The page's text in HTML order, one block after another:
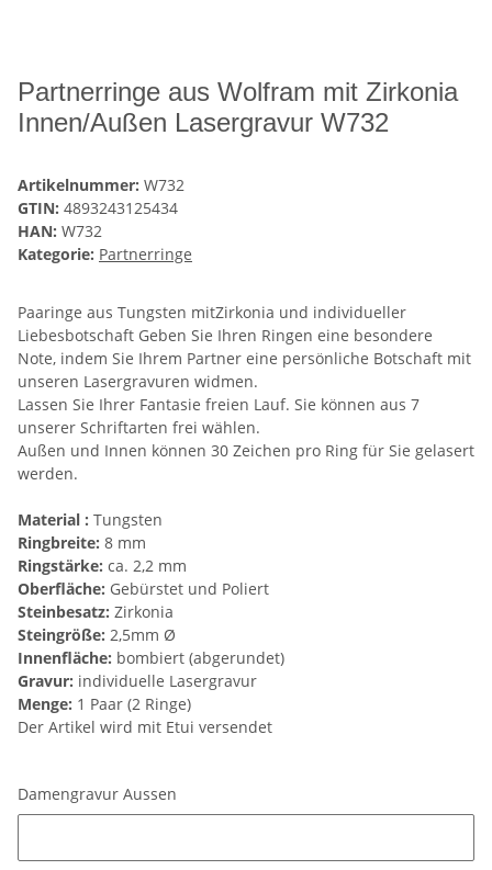
Partnerringe aus Wolfram mit Zirkonia
Innen/Außen Lasergravur W732
Artikelnummer: W732
GTIN: 4893243125434
HAN: W732
Kategorie: Partnerringe
Paaringe aus Tungsten mitZirkonia und individueller
Liebesbotschaft Geben Sie Ihren Ringen eine besondere
Note, indem Sie Ihrem Partner eine persönliche Botschaft mit
unseren Lasergravuren widmen.
Lassen Sie Ihrer Fantasie freien Lauf. Sie können aus 7
unserer Schriftarten frei wählen.
Außen und Innen können 30 Zeichen pro Ring für Sie gelasert
werden.
Material : Tungsten
Ringbreite: 8 mm
Ringstärke: ca. 2,2 mm
Oberfläche: Gebürstet und Poliert
Steinbesatz: Zirkonia
Steingröße: 2,5mm Ø
Innenfläche: bombiert (abgerundet)
Gravur: individuelle Lasergravur
Menge: 1 Paar (2 Ringe)
Der Artikel wird mit Etui versendet
Damengravur Aussen